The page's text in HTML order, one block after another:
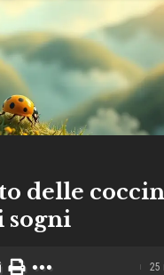
delle
sogni
25